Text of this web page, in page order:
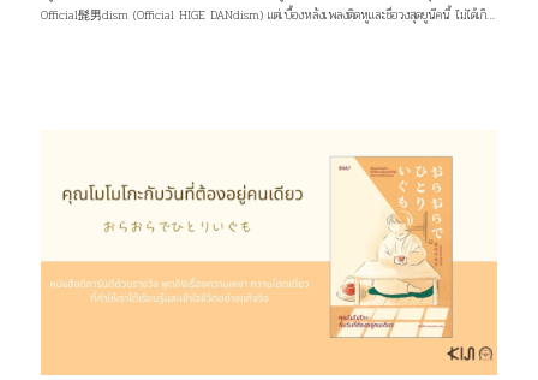
Official髭男dism (Official HIGE DANdism) แต่เบื้องหลังเพลงติดหูและชื่อวงสุดยูนีคนี้ ไม่ได้เกิด
Hige (髭) ที่แปลว่า หนวด หรือเครา กับคำว่า Dandism จากภาษาอังกฤษ ซึ่งมีรากมาจากคำว่า
Dandy ที่สื่อถึงสุภาพบุรุษผู้แต่งตัวเนี้ยบ มีสไตล์ แต่ด้วยความยาวของชื่อ แฟน ๆ เลยเรียกวงนี้กันสั้น ๆ
ว่า “ฮิเกะดัน” ส่วนแฟนคลับของพวกเขาก็ถูกเรียกว่า BROTHERS เเละ Stand By You ภาพ:
Official髭男dism แน่นอนว่าชื่อวงนี้ไม่ได้ตั้งขึ้นมาเท่ ๆ อย่างเดียว แต่ซ่อนความหมายที่ลึกซึ้งไว้ว่า
พวกเขาอยากทำเพลงที่สามารถส่งต่อความรู้สึกดี ๆ เเละเติบโตไปพร้อมกับแฟนเพลง แม้ในวันที่พวกเขา
จะมีอายุเพิ่มขึ้น หรือถึงวันที่ไว้หนวดเคราแล้วก็ตาม ภาพ: Official髭男dism เส้นทางก่อนจะมาเป็น
Official HIGE DANdism จุดเริ่มต้นของวงย้อนไปปี 2012 […]